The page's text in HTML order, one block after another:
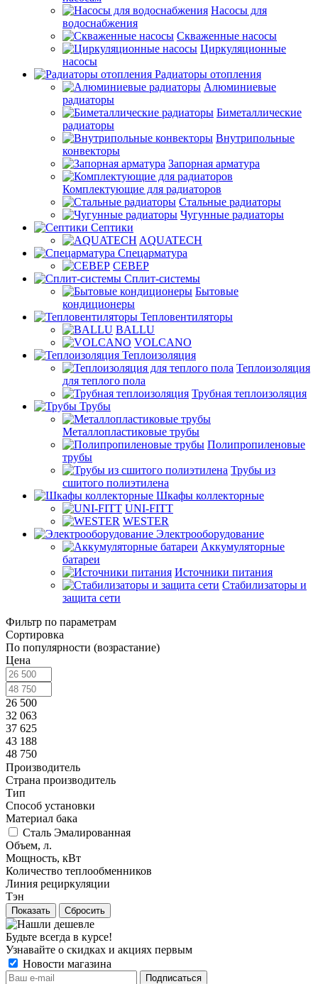
Насосы для
водоснабжения
Скваженные насосы
Циркуляционные
насосы
Радиаторы отопления
Алюминиевые
радиаторы
Биметаллические
радиаторы
Внутрипольные
конвекторы
Запорная арматура
Комплектующие для радиаторов
Стальные радиаторы
Чугунные радиаторы
Септики
AQUATECH
Спецарматура
СЕВЕР
Сплит-системы
Бытовые
кондиционеры
Тепловентиляторы
BALLU
VOLCANO
Теплоизоляция
Теплоизоляция
для теплого пола
Трубная теплоизоляция
Трубы
Металлопластиковые трубы
Полипропиленовые
трубы
Трубы из
сшитого полиэтилена
Шкафы коллекторные
UNI-FITT
WESTER
Электрооборудование
Аккумуляторные
батареи
Источники питания
Стабилизаторы и
защита сети
Фильтр по параметрам
Сортировка
По популярности (возрастание)
Цена
26 500
32 063
37 625
43 188
48 750
Производитель
Страна производитель
Тип
Способ установки
Материал бака
Сталь Эмалированная
Объем, л.
Мощность, кВт
Количество теплообменников
Линия рециркуляции
Тэн
Сбросить
Будьте всегда в курсе!
Узнавайте о скидках и акциях первым
Новости магазина